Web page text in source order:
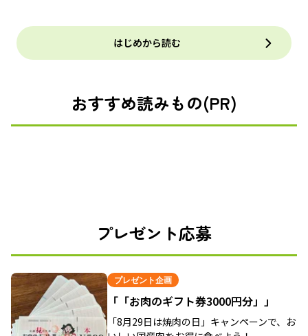
はじめから読む
おすすめ読みもの(PR)
プレゼント応募
プレゼント企画
「「お肉のギフト券3000円分」」
「8月29日は焼肉の日」キャンペーンで、お